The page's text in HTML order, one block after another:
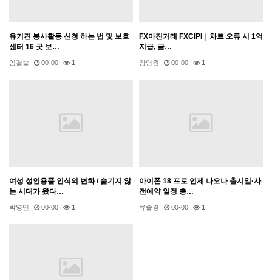
유기견 봉사활동 신청 하는 법 및 보호
센터 16 곳 보…
임결슬 00-00 1
FX마진거래 FXCIPI｜차트 오류 시 1억
지급, 글…
장영원 00-00 1
여성 성인용품 인식의 변화 / 숨기지 않
는 시대가 왔다…
박영민 00-00 1
아이폰 18 프로 언제 나오나 출시일·사
전예약 일정 총…
류솔경 00-00 1